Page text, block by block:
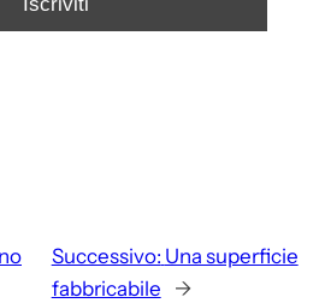
Successivo: Una superficie
fabbricabile
→